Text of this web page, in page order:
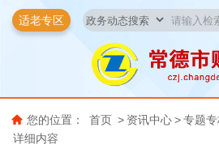
适老专区
您的位置： 首页 > 资讯中心 > 专题
详细内容